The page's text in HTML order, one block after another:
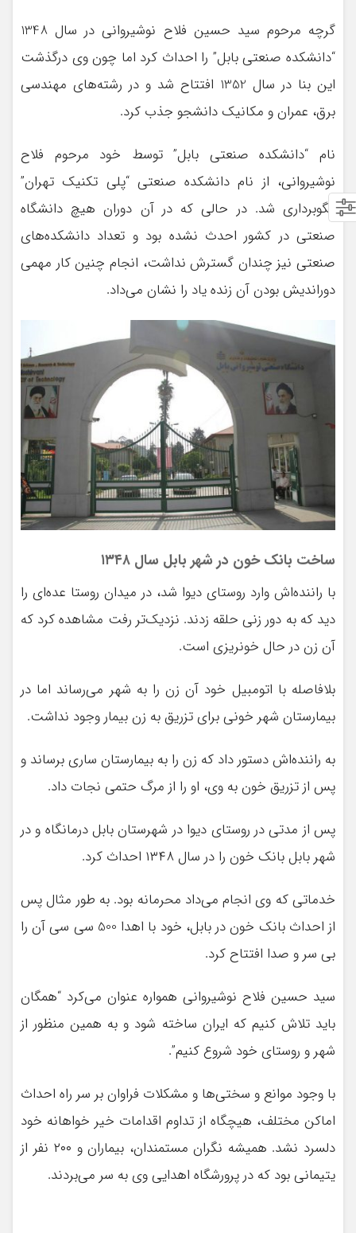
گرچه مرحوم سید حسین فلاح نوشیروانی در سال 1348
“دانشکده صنعتی بابل” را احداث کرد اما چون وی درگذشت
این بنا در سال 1352 افتتاح شد و در رشته‌‎های مهندسی
برق، عمران و مکانیک دانشجو جذب کرد.
نام “دانشکده صنعتی بابل” توسط خود مرحوم فلاح
نوشیروانی، از نام دانشکده صنعتی “پلی تکنیک تهران”
الگوبرداری شد. در حالی که در آن دوران هیچ دانشگاه
صنعتی‌ در کشور احدث نشده بود و تعداد دانشکده‌های
صنعتی نیز چندان گسترش نداشت، انجام چنین کار مهمی
دوراندیش بودن آن زنده یاد را نشان می‌داد.
ساخت بانک خون در شهر بابل سال ۱۳۴۸
با راننده‌اش وارد روستای دیوا شد، در میدان روستا عده‌ای را
دید که به دور زنی حلقه زدند. نزدیک‌تر رفت مشاهده کرد که
آن زن در حال خونریزی است.
بلافاصله با اتومبیل خود آن زن را به شهر می‌رساند اما در
بیمارستان شهر خونی برای تزریق به زن بیمار وجود نداشت.
به راننده‌اش دستور داد که زن را به بیمارستان ساری برساند و
پس از تزریق خون به وی، او را از مرگ حتمی نجات داد.
پس از مدتی در روستای دیوا در شهرستان بابل درمانگاه و در
شهر بابل بانک خون را در سال ۱۳۴۸ احداث کرد.
خدماتی که وی انجام می‌داد محرمانه بود. به طور مثال پس
از احداث بانک خون در بابل، خود با اهدا 500 سی سی آن را
بی سر و صدا افتتاح کرد.
سید حسین فلاح نوشیروانی همواره عنوان می‌کرد “همگان
باید تلاش کنیم که ایران ساخته شود و به همین منظور از
شهر و روستای خود شروع کنیم”.
با وجود موانع و سختی‌ها و مشکلات فراوان بر سر راه احداث
اماکن مختلف، هیچگاه از تداوم اقدامات خیر خواهانه خود
دلسرد نشد. همیشه نگران مستمندان، بیماران و ۲۰۰ نفر از
یتیمانی بود که در پرورشگاه اهدایی وی به سر می‌بردند.